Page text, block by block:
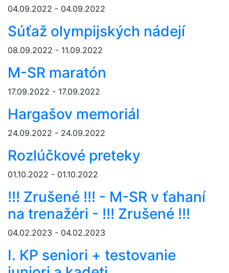
04.09.2022 - 04.09.2022
Súťaž olympijských nádejí
08.09.2022 - 11.09.2022
M-SR maratón
17.09.2022 - 17.09.2022
Hargašov memoriál
24.09.2022 - 24.09.2022
Rozlúčkové preteky
01.10.2022 - 01.10.2022
!!! Zrušené !!! - M-SR v ťahaní
na trenažéri - !!! Zrušené !!!
04.02.2023 - 04.02.2023
I. KP seniori + testovanie